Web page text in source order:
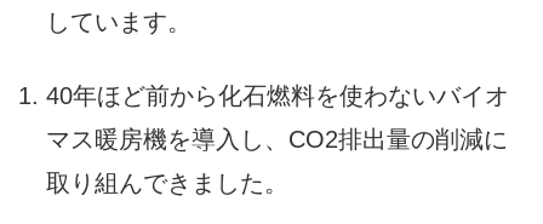
しています。
40年ほど前から化石燃料を使わないバイオ
マス暖房機を導入し、CO2排出量の削減に
取り組んできました。